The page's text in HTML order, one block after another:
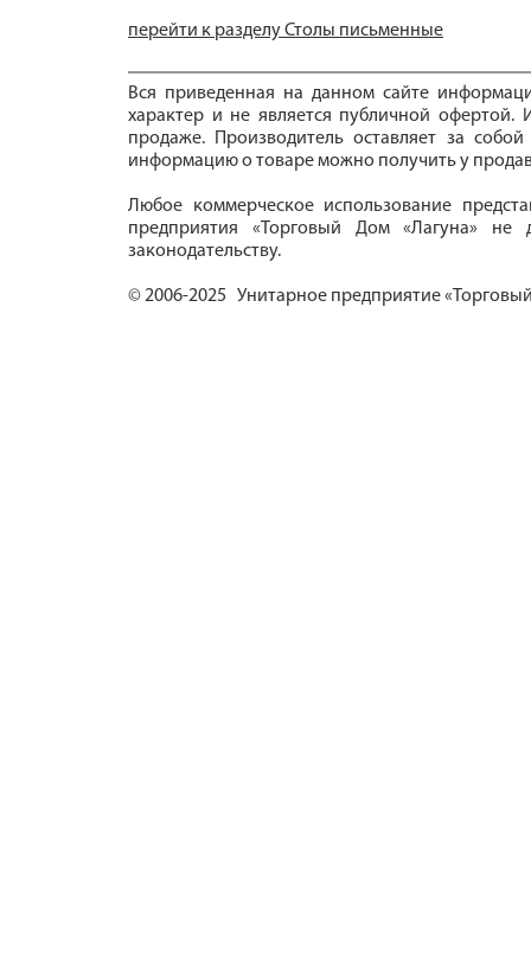
перейти к разделу Столы письменные
Вся приведенная на данном сайте
характер и не является публичной офертой.
продаже. Производитель оставляет за
информацию о товаре можно получить у
Любое коммерческое использование
предприятия «Торговый Дом «Лагуна» не
законодательству.
© 2006-2025 Унитарное предприятие